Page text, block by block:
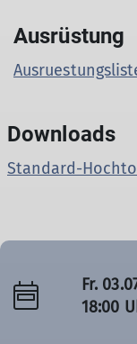
Ausrüstung
Downloads
Standard-
Fr.
18:00